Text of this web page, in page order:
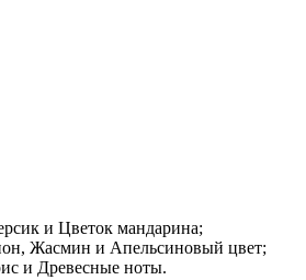
и Цветок мандарина;
Жасмин и Апельсиновый цвет;
и Древесные ноты.